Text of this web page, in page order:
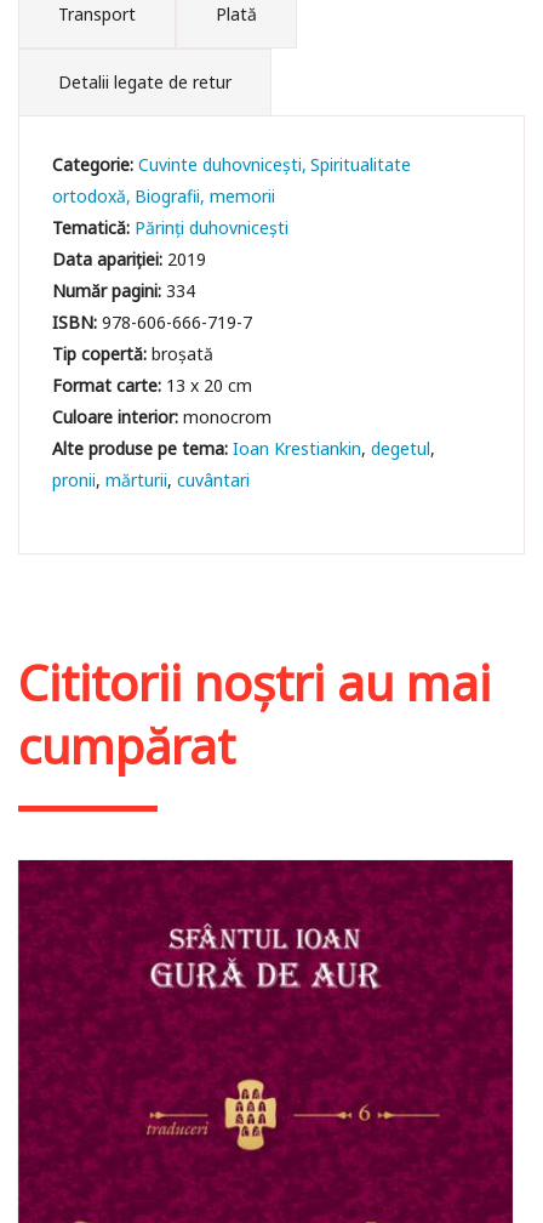
Transport Plată
Detalii legate de retur
Categorie:Cuvinte duhovniceşti Spiritualitate
ortodoxă Biografii, memorii
Tematică: Părinți duhovnicești
Data apariției: 2019
Număr pagini:334
ISBN:978-606-666-719-7
Tip copertă:broșată
Format carte: 13 x 20 cm
Culoare interior:monocrom
Ioan Krestiankin degetul
pronii mărturii cuvântari
Cititorii noștri au mai
cumpărat